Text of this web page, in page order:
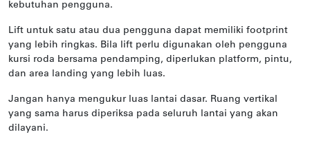
kebutuhan pengguna.
Lift untuk satu atau dua pengguna dapat memiliki footprint
yang lebih ringkas. Bila lift perlu digunakan oleh pengguna
kursi roda bersama pendamping, diperlukan platform, pintu,
dan area landing yang lebih luas.
Jangan hanya mengukur luas lantai dasar. Ruang vertikal
yang sama harus diperiksa pada seluruh lantai yang akan
dilayani.